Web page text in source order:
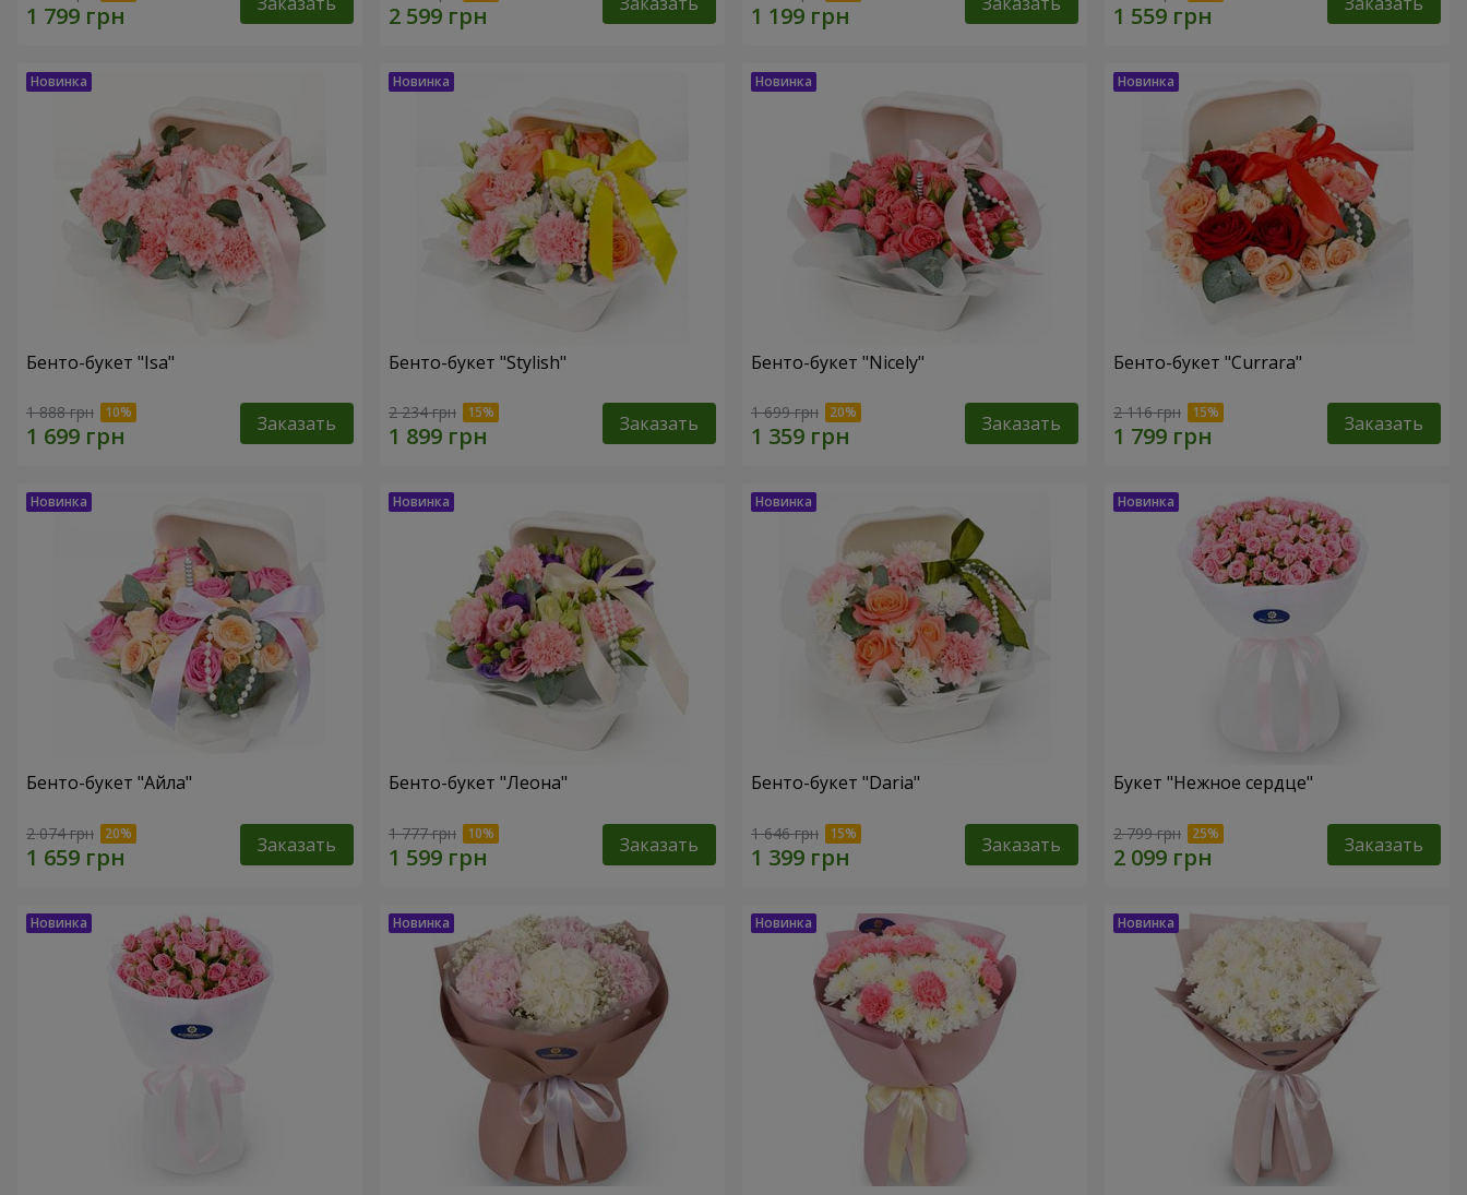
Бенто-букет "Isa"
1 888 грн Заказать
Бенто-букет "Stylish"
2 234 грн Заказать
Бенто-букет "Nicely"
1 699 грн Заказать
Бенто-букет "Currara"
2 116 грн Заказать
Бенто-букет "Айла"
2 074 грн Заказать
Бенто-букет "Леона"
1 777 грн Заказать
Бенто-букет "Daria"
1 646 грн Заказать
Букет "Нежное сердце"
2 799 грн Заказать